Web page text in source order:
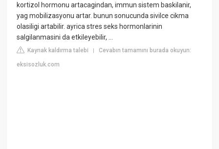
kortizol hormonu artacagindan, immun sistem baskilanir,
yag mobilizasyonu artar. bunun sonucunda sivilce cikma
olasiligi artabilir. ayrica stres seks hormonlarinin
salgilanmasini da etkileyebilir, ...
Kaynak kaldırma talebi |Cevabın tamamını burada okuyun:
eksisozluk.com